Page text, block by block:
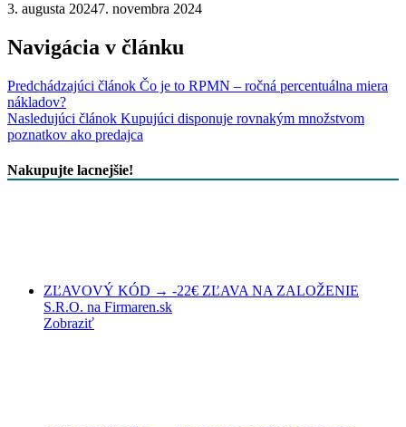
3. augusta 20247. novembra 2024
Navigácia v článku
Predchádzajúci článok Čo je to RPMN – ročná percentuálna miera
nákladov?
Nasledujúci článok Kupujúci disponuje rovnakým množstvom
poznatkov ako predajca
Nakupujte lacnejšie!
ZĽAVOVÝ KÓD → -22€ ZĽAVA NA ZALOŽENIE
S.R.O. na Firmaren.sk
Zobraziť